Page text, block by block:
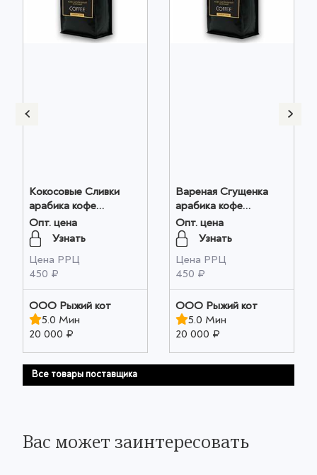
Кокосовые Сливки
арабика кофе
молотый 200г оптом
Опт. цена
Узнать
Цена РРЦ
450 ₽
ООО Рыжий кот
5.0 Мин
20 000 ₽
Вареная Сгущенка
арабика кофе
молотый 200г оптом
Опт. цена
Узнать
Цена РРЦ
450 ₽
ООО Рыжий кот
5.0 Мин
20 000 ₽
Все товары поставщика
Вас может заинтересовать